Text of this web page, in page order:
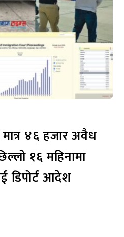
४६ हजार अवैध
१६ महिनामा
डिपोर्ट आदेश